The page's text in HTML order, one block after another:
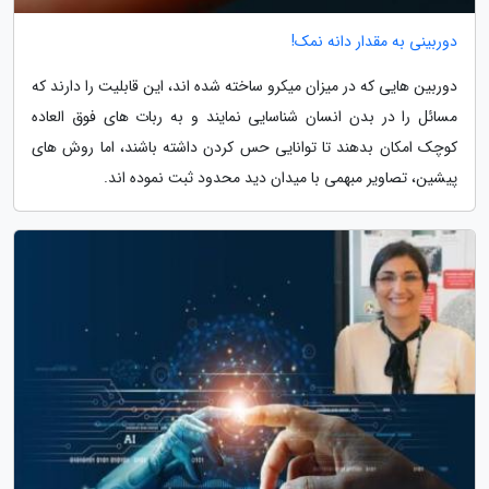
دوربینی به مقدار دانه نمک!
دوربین هایی که در میزان میکرو ساخته شده اند، این قابلیت را دارند که
مسائل را در بدن انسان شناسایی نمایند و به ربات های فوق العاده
کوچک امکان بدهند تا توانایی حس کردن داشته باشند، اما روش های
پیشین، تصاویر مبهمی با میدان دید محدود ثبت نموده اند.